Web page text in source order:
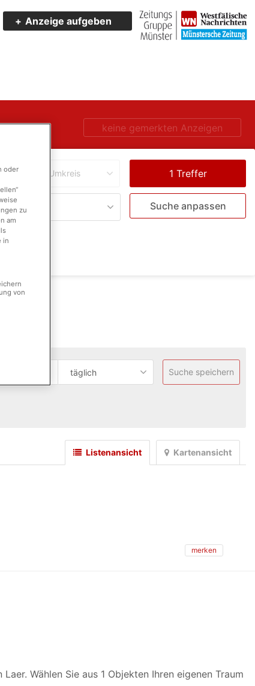
Anzeige aufgeben
keine gemerkten Anzeigen
Umkreis
Suche anpassen
täglich Suche speichern
Kartenansicht
Listenansicht
merken
Wählen Sie aus 1 Objekten Ihren eigenen Traum
oder
zu
am
in
von